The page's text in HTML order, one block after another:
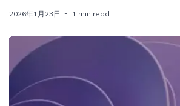
2026年1月23日 1 min read